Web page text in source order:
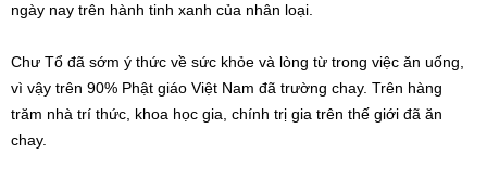
ngày nay trên hành tinh xanh của nhân loại.
Chư Tổ đã sớm ý thức về sức khỏe và lòng từ trong việc ăn uống,
vì vậy trên 90% Phật giáo Việt Nam đã trường chay. Trên hàng
trăm nhà trí thức, khoa học gia, chính trị gia trên thế giới đã ăn
chay.